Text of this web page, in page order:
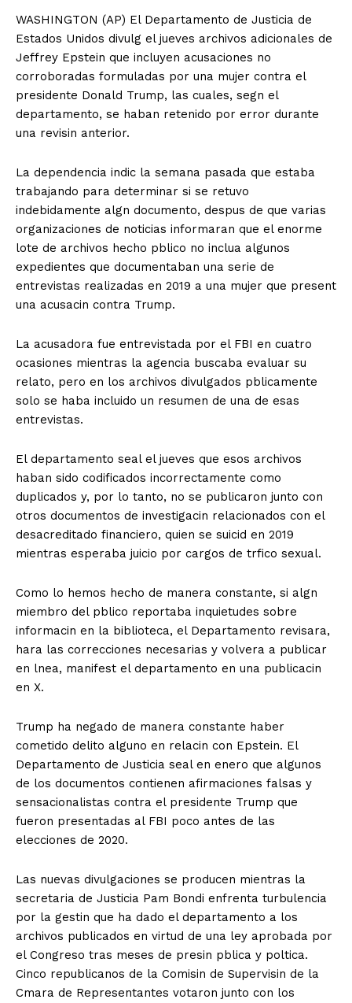
WASHINGTON (AP) El Departamento de Justicia de
Estados Unidos divulg el jueves archivos adicionales de
Jeffrey Epstein que incluyen acusaciones no
corroboradas formuladas por una mujer contra el
presidente Donald Trump, las cuales, segn el
departamento, se haban retenido por error durante
una revisin anterior.
La dependencia indic la semana pasada que estaba
trabajando para determinar si se retuvo
indebidamente algn documento, despus de que varias
organizaciones de noticias informaran que el enorme
lote de archivos hecho pblico no inclua algunos
expedientes que documentaban una serie de
entrevistas realizadas en 2019 a una mujer que present
una acusacin contra Trump.
La acusadora fue entrevistada por el FBI en cuatro
ocasiones mientras la agencia buscaba evaluar su
relato, pero en los archivos divulgados pblicamente
solo se haba incluido un resumen de una de esas
entrevistas.
El departamento seal el jueves que esos archivos
haban sido codificados incorrectamente como
duplicados y, por lo tanto, no se publicaron junto con
otros documentos de investigacin relacionados con el
desacreditado financiero, quien se suicid en 2019
mientras esperaba juicio por cargos de trfico sexual.
Como lo hemos hecho de manera constante, si algn
miembro del pblico reportaba inquietudes sobre
informacin en la biblioteca, el Departamento revisara,
hara las correcciones necesarias y volvera a publicar
en lnea, manifest el departamento en una publicacin
en X.
Trump ha negado de manera constante haber
cometido delito alguno en relacin con Epstein. El
Departamento de Justicia seal en enero que algunos
de los documentos contienen afirmaciones falsas y
sensacionalistas contra el presidente Trump que
fueron presentadas al FBI poco antes de las
elecciones de 2020.
Las nuevas divulgaciones se producen mientras la
secretaria de Justicia Pam Bondi enfrenta turbulencia
por la gestin que ha dado el departamento a los
archivos publicados en virtud de una ley aprobada por
el Congreso tras meses de presin pblica y poltica.
Cinco republicanos de la Comisin de Supervisin de la
Cmara de Representantes votaron junto con los